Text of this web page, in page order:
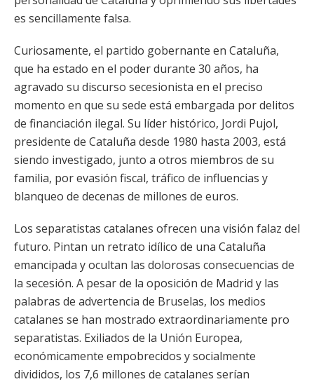
es sencillamente falsa.
Curiosamente, el partido gobernante en Cataluña,
que ha estado en el poder durante 30 años, ha
agravado su discurso secesionista en el preciso
momento en que su sede está embargada por delitos
de financiación ilegal. Su líder histórico, Jordi Pujol,
presidente de Cataluña desde 1980 hasta 2003, está
siendo investigado, junto a otros miembros de su
familia, por evasión fiscal, tráfico de influencias y
blanqueo de decenas de millones de euros.
Los separatistas catalanes ofrecen una visión falaz del
futuro. Pintan un retrato idílico de una Cataluña
emancipada y ocultan las dolorosas consecuencias de
la secesión. A pesar de la oposición de Madrid y las
palabras de advertencia de Bruselas, los medios
catalanes se han mostrado extraordinariamente pro
separatistas. Exiliados de la Unión Europea,
económicamente empobrecidos y socialmente
divididos, los 7,6 millones de catalanes serían